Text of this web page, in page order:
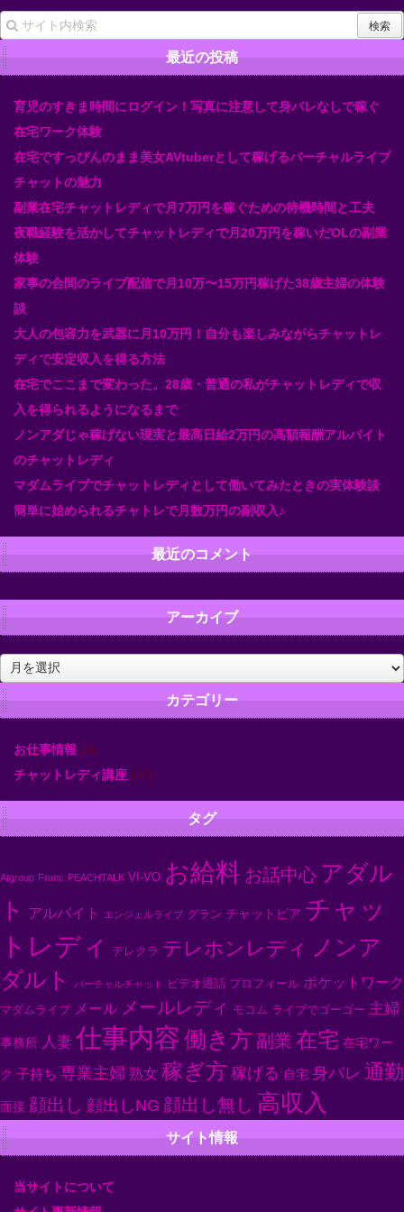
最近の投稿
育児のすきま時間にログイン！写真に注意して身バレなしで稼ぐ
在宅ワーク体験
在宅ですっぴんのまま美女AVtuberとして稼げるバーチャルライブ
チャットの魅力
副業在宅チャットレディで月7万円を稼ぐための待機時間と工夫
夜職経験を活かしてチャットレディで月20万円を稼いだOLの副業
体験
家事の合間のライブ配信で月10万〜15万円稼げた38歳主婦の体験
談
大人の包容力を武器に月10万円！自分も楽しみながらチャットレ
ディで安定収入を得る方法
在宅でここまで変わった。28歳・普通の私がチャットレディで収
入を得られるようになるまで
ノンアダじゃ稼げない現実と最高日給2万円の高額報酬アルバイト
のチャットレディ
マダムライブでチャットレディとして働いてみたときの実体験談
簡単に始められるチャトレで月数万円の副収入♪
最近のコメント
アーカイブ
ア
ー
カ
イ
カテゴリー
お仕事情報 (4)
チャットレディ講座 (17)
タグ
Atgroup Franc PEACHTALK VI-VO お給料 お話中心 アダル
ト
アルバイト エンジェルライブ グラン チャットピア チャッ
トレディ
テレクラ テレホンレディ ノンア
ダルト
バーチャルチャット ビデオ通話 プロフィール ポケットワーク
マダムライブ メール メールレディ モコム ライブでゴーゴー 主婦
事務所 人妻 仕事内容働き方 副業 在宅 在宅ワー
ク 子持ち 専業主婦 熟女 稼ぎ方 稼げる 自宅 身バレ 通勤
面接 顔出し 顔出しNG 顔出し無し 高収入
サイト情報
当サイトについて